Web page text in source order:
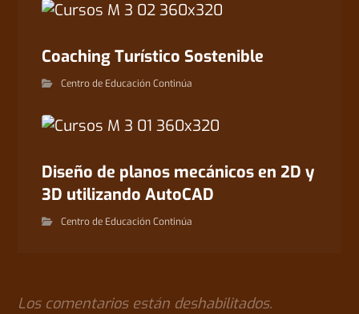
Coaching Turístico Sostenible
Centro de Educación Continúa
Diseño de planos mecánicos en 2D y
3D utilizando AutoCAD
Centro de Educación Continúa
Los comentarios están deshabilitados.